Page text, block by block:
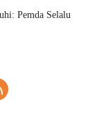
Pemda Selalu